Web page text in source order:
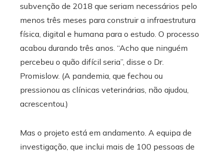
subvenção de 2018 que seriam necessários pelo
menos três meses para construir a infraestrutura
física, digital e humana para o estudo. O processo
acabou durando três anos. “Acho que ninguém
percebeu o quão difícil seria”, disse o Dr.
Promislow. (A pandemia, que fechou ou
pressionou as clínicas veterinárias, não ajudou,
acrescentou.)
Mas o projeto está em andamento. A equipa de
investigação, que inclui mais de 100 pessoas de